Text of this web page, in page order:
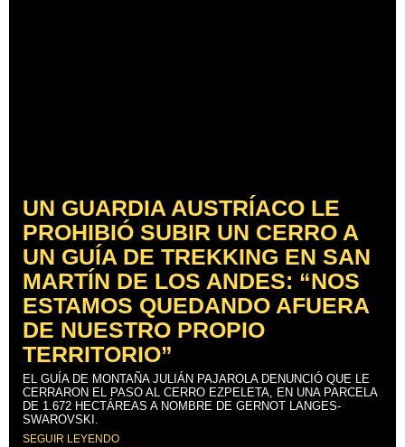
UN GUARDIA AUSTRÍACO LE
PROHIBIÓ SUBIR UN CERRO A
UN GUÍA DE TREKKING EN SAN
MARTÍN DE LOS ANDES: “NOS
ESTAMOS QUEDANDO AFUERA
DE NUESTRO PROPIO
TERRITORIO”
EL GUÍA DE MONTAÑA JULIÁN PAJAROLA DENUNCIÓ QUE LE
CERRARON EL PASO AL CERRO EZPELETA, EN UNA PARCELA
DE 1.672 HECTÁREAS A NOMBRE DE GERNOT LANGES-
SWAROVSKI.
SEGUIR LEYENDO